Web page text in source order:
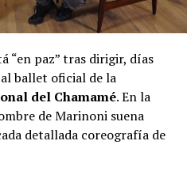
“en paz” tras dirigir, días
ballet oficial de la
del Chamamé. En la
de Marinoni suena
detallada coreografía de